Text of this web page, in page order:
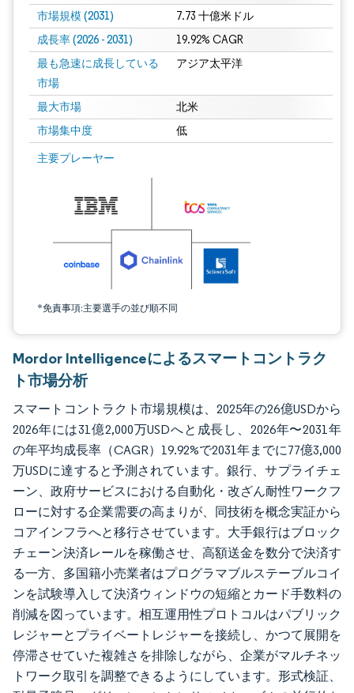
市場規模 (2031) 7.73 十億米ドル
成長率 (2026 - 2031) 19.92% CAGR
最も急速に成長している
市場
アジア太平洋
最大市場 北米
市場集中度 低
主要プレーヤー
*免責事項:主要選手の並び順不同
画像 © Mordor Intelligence。再利用にはCC BY 4.0の表示が必要です。
Mordor Intelligenceによるスマートコントラク
ト市場分析
スマートコントラクト市場規模は、2025年の26億USDから
2026年には31億2,000万USDへと成長し、2026年〜2031年
の年平均成長率（CAGR）19.92%で2031年までに77億3,000
万USDに達すると予測されています。銀行、サプライチェ
ーン、政府サービスにおける自動化・改ざん耐性ワークフ
ローに対する企業需要の高まりが、同技術を概念実証から
コアインフラへと移行させています。大手銀行はブロック
チェーン決済レールを稼働させ、高額送金を数分で決済す
る一方、多国籍小売業者はプログラマブルステーブルコイ
ンを試験導入して決済ウィンドウの短縮とカード手数料の
削減を図っています。相互運用性プロトコルはパブリック
レジャーとプライベートレジャーを接続し、かつて展開を
停滞させていた複雑さを排除しながら、企業がマルチネッ
トワーク取引を調整できるようにしています。形式検証、